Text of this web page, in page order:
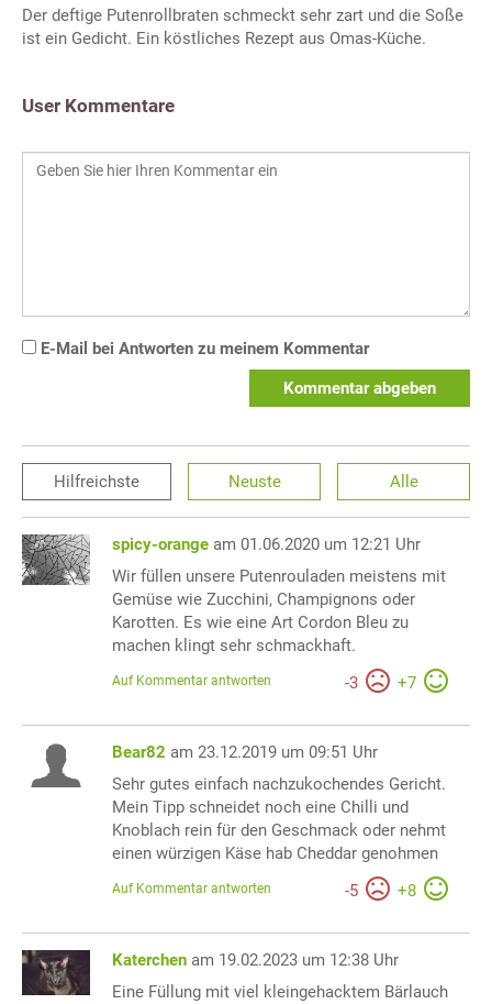
Der deftige Putenrollbraten schmeckt sehr zart und die Soße
ist ein Gedicht. Ein köstliches Rezept aus Omas-Küche.
User Kommentare
E-Mail bei Antworten zu meinem Kommentar
Kommentar abgeben
Hilfreichste Neuste Alle
spicy-orange am 01.06.2020 um 12:21 Uhr
Wir füllen unsere Putenrouladen meistens mit
Gemüse wie Zucchini, Champignons oder
Karotten. Es wie eine Art Cordon Bleu zu
machen klingt sehr schmackhaft.
-3 +7
Auf Kommentar antworten
Bear82 am 23.12.2019 um 09:51 Uhr
Sehr gutes einfach nachzukochendes Gericht.
Mein Tipp schneidet noch eine Chilli und
Knoblach rein für den Geschmack oder nehmt
einen würzigen Käse hab Cheddar genohmen
-5 +8
Auf Kommentar antworten
Katerchen am 19.02.2023 um 12:38 Uhr
Eine Füllung mit viel kleingehacktem Bärlauch